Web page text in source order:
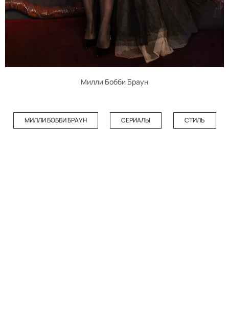
Милли Бобби Браун
МИЛЛИ БОББИ БРАУН СЕРИАЛЫ СТИЛЬ